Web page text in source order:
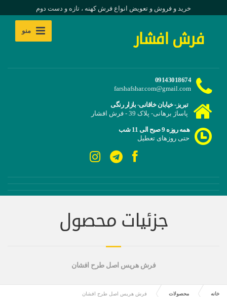
خرید و فروش و تعویض انواع فرش کهنه ، تازه و دست دوم
فرش افشار منو
09143018674
farshafshar.com@gmail.com
تبریز- خیابان خاقانی- بازار رنگی
پاساژ برهانی- پلاک 39 - فرش افشار
همه روزه 9 صبح الی 11 شب
حتی روزهای تعطیل
جزئیات محصول
فرش هریس اصل طرح افشان
خانه محصولات فرش هریس اصل طرح افشان